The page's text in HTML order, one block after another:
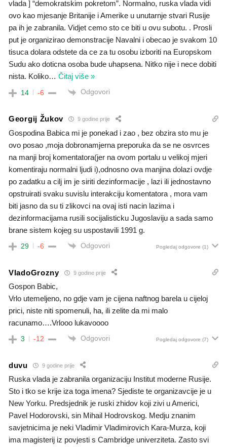
vlada ] “demokratskim pokretom”. Normalno, ruska vlada vidi
ovo kao mjesanje Britanije i Amerike u unutarnje stvari Rusije
pa ih je zabranila. Vidjet cemo sto ce biti u ovu subotu. . Prosli
put je organizirao demonstracije Navalni i obecao je svakom 10
tisuca dolara odstete da ce za tu osobu izboriti na Europskom
Sudu ako doticna osoba bude uhapsena. Nitko nije i nece dobiti
nista. Koliko… Čitaj više »
14 -6 Odgovori
Georgij Žukov 9 godine prije
Gospodina Babica mi je ponekad i zao , bez obzira sto mu je
ovo posao ,moja dobronamjerna preporuka da se ne osvrces
na manji broj komentatora(jer na ovom portalu u velikoj mjeri
komentiraju normalni ljudi i),odnosno ova manjina dolazi ovdje
po zadatku a cilj im je siriti dezinformacije , lazi ili jednostavno
opstruirati svaku suvislu interakciju komentatora , mora vam
biti jasno da su ti zlikovci na ovaj isti nacin lazima i
dezinformacijama rusili socijalisticku Jugoslaviju a sada samo
brane sistem kojeg su uspostavili 1991 g.
29 -6 Odgovori Pogledaj odgovore (1)
VladoGrozny 9 godine prije
Gospon Babic,
Vrlo utemeljeno, no gdje vam je cijena naftnog barela u cijeloj
prici, niste niti spomenuli, ha, ili zelite da mi malo
racunamo….Vrlooo lukavoooo
3 -12 Odgovori Pogledaj odgovore (7)
duvu 9 godine prije
Ruska vlada je zabranila organizaciju Institut moderne Rusije.
Sto i tko se krije iza toga imena? Sjediste te organizavcije je u
New Yorku. Predsjednik je ruski zhidov koji zivi u Americi,
Pavel Hodorovski, sin Mihail Hodrovskog. Medju znanim
savjetnicima je neki Vladimir Vladimirovich Kara-Murza, koji
ima magisterij iz povjesti s Cambridge univerziteta. Zasto svi